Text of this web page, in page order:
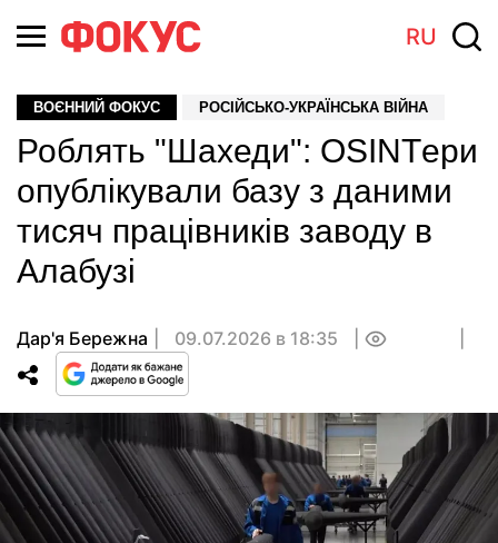
RU
ВОЄННИЙ ФОКУС РОСІЙСЬКО-УКРАЇНСЬКА ВІЙНА
Роблять "Шахеди": OSINTери
опублікували базу з даними
тисяч працівників заводу в
Алабузі
Дар'я Бережна 09.07.2026 в 18:35